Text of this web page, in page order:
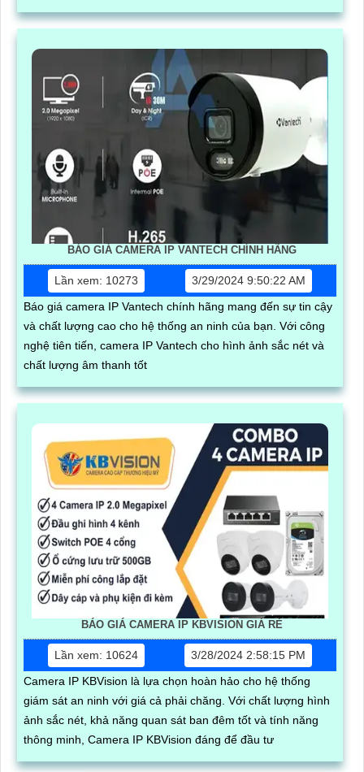
BÁO GIÁ CAMERA IP VANTECH CHÍNH HÃNG
Lần xem: 10273
3/29/2024 9:50:22 AM
Báo giá camera IP Vantech chính hãng mang đến sự tin cậy
và chất lượng cao cho hệ thống an ninh của bạn. Với công
nghệ tiên tiến, camera IP Vantech cho hình ảnh sắc nét và
chất lượng âm thanh tốt
BÁO GIÁ CAMERA IP KBVISION GIÁ RÈ
Lần xem: 10624
3/28/2024 2:58:15 PM
Camera IP KBVision là lựa chọn hoàn hảo cho hệ thống
giám sát an ninh với giá cả phải chăng. Với chất lượng hình
ảnh sắc nét, khả năng quan sát ban đêm tốt và tính năng
thông minh, Camera IP KBVision đáng để đầu tư